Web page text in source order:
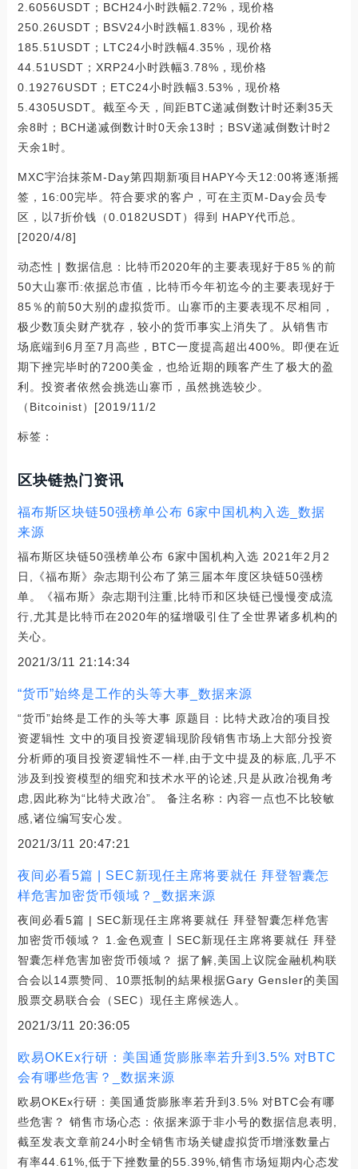
2.6056USDT；BCH24小时跌幅2.72%，现价格
250.26USDT；BSV24小时跌幅1.83%，现价格
185.51USDT；LTC24小时跌幅4.35%，现价格
44.51USDT；XRP24小时跌幅3.78%，现价格
0.19276USDT；ETC24小时跌幅3.53%，现价格
5.4305USDT。截至今天，间距BTC递减倒数计时还剩35天
余8时；BCH递减倒数计时0天余13时；BSV递减倒数计时2
天余1时。
MXC宇治抹茶M-Day第四期新项目HAPY今天12:00将逐渐摇
签，16:00完毕。符合要求的客户，可在主页M-Day会员专
区，以7折价钱（0.0182USDT）得到 HAPY代币总。
[2020/4/8]
动态性 | 数据信息：比特币2020年的主要表现好于85％的前
50大山寨币:依据总市值，比特币今年初迄今的主要表现好于
85％的前50大别的虚拟货币。山寨币的主要表现不尽相同，
极少数顶尖财产犹存，较小的货币事实上消失了。从销售市
场底端到6月至7月高些，BTC一度提高超出400%。即便在近
期下挫完毕时的7200美金，也给近期的顾客产生了极大的盈
利。投资者依然会挑选山寨币，虽然挑选较少。
（Bitcoinist）[2019/11/2
标签：
区块链热门资讯
福布斯区块链50强榜单公布 6家中国机构入选_数据
来源
福布斯区块链50强榜单公布 6家中国机构入选 2021年2月2
日,《福布斯》杂志期刊公布了第三届本年度区块链50强榜
单。《福布斯》杂志期刊注重,比特币和区块链已慢慢变成流
行,尤其是比特币在2020年的猛增吸引住了全世界诸多机构的
关心。
2021/3/11 21:14:34
“货币”始终是工作的头等大事_数据来源
“货币”始终是工作的头等大事 原题目：比特犬政冶的项目投
资逻辑性 文中的项目投资逻辑现阶段销售市场上大部分投资
分析师的项目投资逻辑性不一样,由于文中提及的标底,几乎不
涉及到投资模型的细究和技术水平的论述,只是从政冶视角考
虑,因此称为“比特犬政冶”。 备注名称：內容一点也不比较敏
感,诸位编写安心发。
2021/3/11 20:47:21
夜间必看5篇 | SEC新现任主席将要就任 拜登智囊怎
样危害加密货币领域？_数据来源
夜间必看5篇 | SEC新现任主席将要就任 拜登智囊怎样危害
加密货币领域？ 1.金色观查丨SEC新现任主席将要就任 拜登
智囊怎样危害加密货币领域？ 据了解,美国上议院金融机构联
合会以14票赞同、10票抵制的結果根据Gary Gensler的美国
股票交易联合会（SEC）现任主席候选人。
2021/3/11 20:36:05
欧易OKEx行研：美国通货膨胀率若升到3.5% 对BTC
会有哪些危害？_数据来源
欧易OKEx行研：美国通货膨胀率若升到3.5% 对BTC会有哪
些危害？ 销售市场心态：依据来源于非小号的数据信息表明,
截至发表文章前24小时全销售市场关键虚拟货币增涨数量占
有率44.61%,低于下挫数量的55.39%,销售市场短期内心态发